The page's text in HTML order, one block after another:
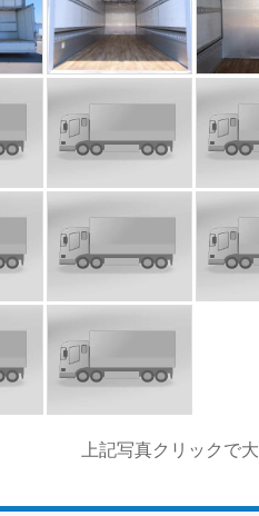
上記写真クリックで